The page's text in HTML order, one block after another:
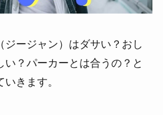
ジージャン）はダサい？おし
い？パーカーとは合うの？と
きます。